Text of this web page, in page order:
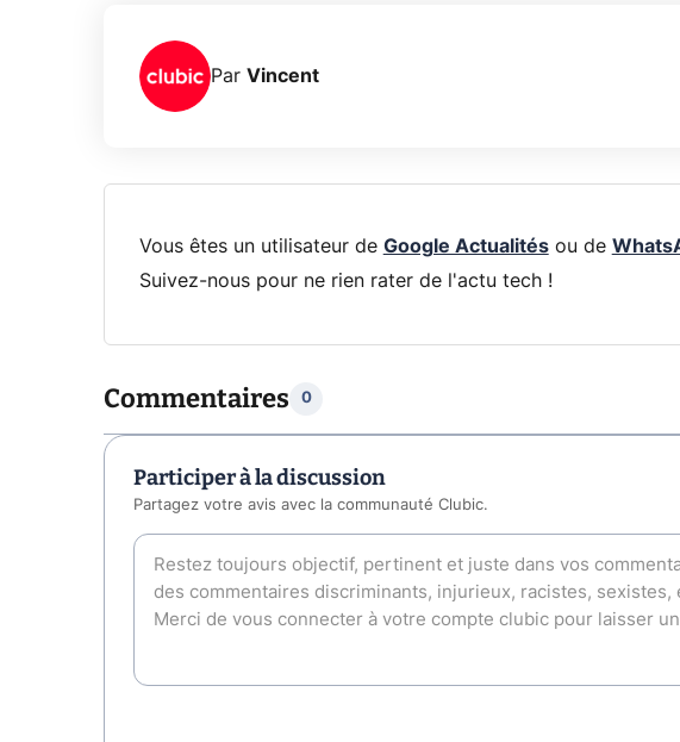
Par Vincent
Vous êtes un utilisateur de Google Actualitésou de
Suivez-nous pour ne rien rater de l'actu tech !
Commentaires 0
Participer à la discussion
Partagez votre avis avec la communauté Clubic.